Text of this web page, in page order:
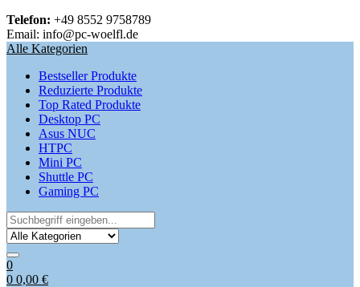
Telefon: +49 8552 9758789
Email: info@pc-woelfl.de
Alle Kategorien
Bestseller Produkte
Reduzierte Produkte
Top Rated Produkte
Desktop PC
Asus NUC
HTPC
Mini PC
Shuttle PC
Gaming PC
Search
for:
0
0 0,00 €